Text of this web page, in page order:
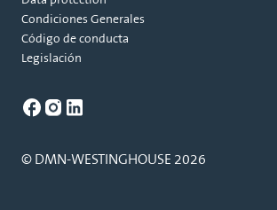
Condiciones Generales
Código de conducta
Legislación
© DMN-WESTINGHOUSE 2026